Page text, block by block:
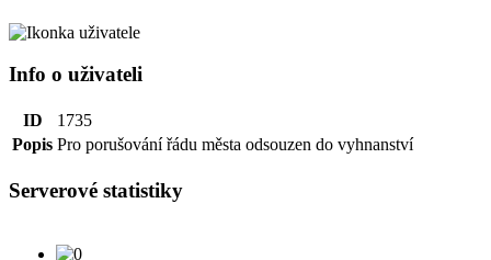
Info o uživateli
ID
1735
Popis Pro porušování řádu města odsouzen do vyhnanství
Serverové statistiky